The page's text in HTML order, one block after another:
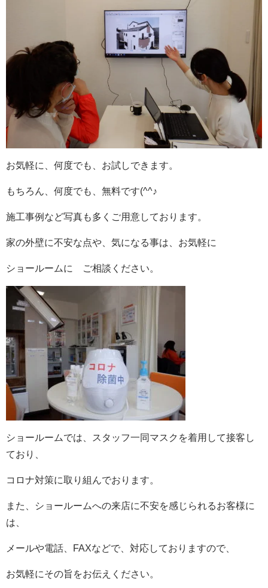
お気軽に、何度でも、お試しできます。
もちろん、何度でも、無料です(^^♪
施工事例など写真も多くご用意しております。
家の外壁に不安な点や、気になる事は、お気軽に
ショールームに ご相談ください。
ショールームでは、スタッフ一同マスクを着用して接客し
ており、
コロナ対策に取り組んでおります。
また、ショールームへの来店に不安を感じられるお客様に
は、
メールや電話、FAXなどで、対応しておりますので、
お気軽にその旨をお伝えください。